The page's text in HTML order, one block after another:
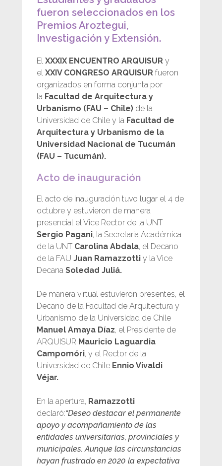
fueron seleccionados en los
Premios Aroztegui,
Investigación y Extensión.
El XXXIX ENCUENTRO ARQUISUR y
el XXIV CONGRESO ARQUISUR fueron
organizados en forma conjunta por
la Facultad de Arquitectura y
Urbanismo (FAU – Chile) de la
Universidad de Chile y la Facultad de
Arquitectura y Urbanismo de la
Universidad Nacional de Tucumán
(FAU – Tucumán).
Acto de inauguración
El acto de inauguración tuvo lugar el 4 de
octubre y estuvieron de manera
presencial el Vice Rector de la UNT
Sergio Pagani, la Secretaria Académica
de la UNT Carolina Abdala, el Decano
de la FAU Juan Ramazzotti y la Vice
Decana Soledad Juliá.
De manera virtual estuvieron presentes, el
Decano de la Facultad de Arquitectura y
Urbanismo de la Universidad de Chile
Manuel Amaya Díaz, el Presidente de
ARQUISUR Mauricio Laguardia
Campomóri, y el Rector de la
Universidad de Chile Ennio Vivaldi
Véjar.
En la apertura, Ramazzotti
declaró:“Deseo destacar el permanente
apoyo y acompañamiento de las
entidades universitarias, provinciales y
municipales. Aunque las circunstancias
hayan frustrado en 2020 la expectativa